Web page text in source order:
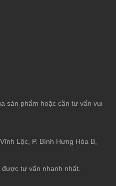
sản phẩm hoặc cần tư vấn vui
Lộc, P. Bình Hưng Hòa B,
tư vấn nhanh nhất.